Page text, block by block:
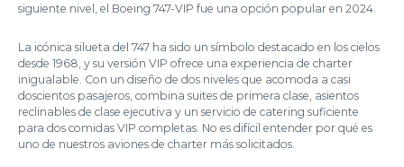
siguiente nivel, el Boeing 747-VIP fue una opción popular en 2024.
La icónica silueta del 747 ha sido un símbolo destacado en los cielos
desde 1968, y su versión VIP ofrece una experiencia de charter
inigualable. Con un diseño de dos niveles que acomoda a casi
doscientos pasajeros, combina suites de primera clase, asientos
reclinables de clase ejecutiva y un servicio de catering suficiente
para dos comidas VIP completas. No es difícil entender por qué es
uno de nuestros aviones de charter más solicitados.